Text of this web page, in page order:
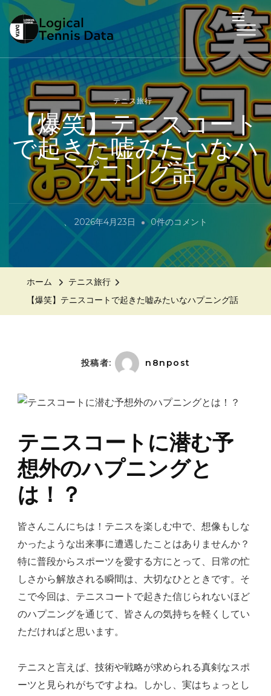
LTD
Logical Tennis Data
テニス旅行
【爆笑】テニスコート
で起きた嘘みたいなハ
プニング話
、 2026年4月23日
【爆
笑】
で
み
た
ニ
ン
グ
0件のコメント
ホーム
テニス旅行
【爆笑】テニスコートで起きた嘘みたいなハプニング話
投稿者: n8npost
テニスコートに潜む予
想外のハプニングと
は！？
皆さんこんにちは！テニスを楽しむ中で、想像もしな
かったような出来事に遭遇したことはありませんか？
特に普段からスポーツを愛する方にとって、日常の忙
しさから解放される瞬間は、大切なひとときです。そ
こで今回は、テニスコートで起きた信じられないほど
のハプニングを通じて、皆さんの気持ちを軽くしてい
ただければと思います。
テニスと言えば、技術や戦略が求められる真剣なスポ
ーツと見られがちですよね。しかし、実はちょっとし